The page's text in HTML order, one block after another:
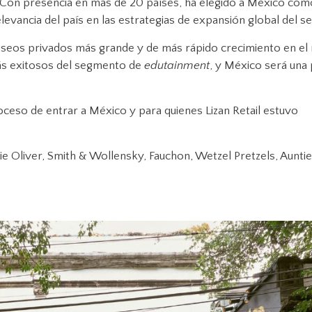
presencia en más de 20 países, ha elegido a México
del país en las estrategias de expansión global del
privados más grande y de más rápido crecimiento en el
exitosos del segmento de edutainment, y México será una
de entrar a México y para quienes Lizan Retail estuvo
Oliver, Smith & Wollensky, Fauchon, Wetzel Pretzels, Auntie